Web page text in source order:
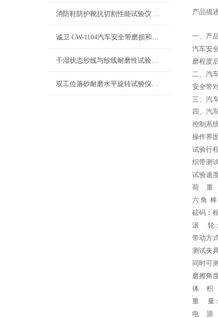
消防鞋防护靴抗切割性能试验仪 品质优良
诚卫 CW-1104汽车安全带磨损和微滑试验仪 符合检测标准
干湿状态纱线与纱线耐磨性试验仪-双工位
双工位落砂耐磨水平旋转试验仪符合标准
产品描
一、产
汽车安
磨程度
二、汽
安全带
三、汽
四、汽
控制系
操作界
试验行
织带测
试验速
荷
重
六 角
砝码：
滚
轮 :
带动方
测试夹
同时可
磨擦角
体
积
重
量
电
源